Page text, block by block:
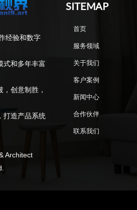
经验和数字
式和多年丰富
创意制胜，
打造产品系统
Architect
SITEMAP
首页
服务领域
关于我们
客户案例
新闻中心
合作伙伴
联系我们